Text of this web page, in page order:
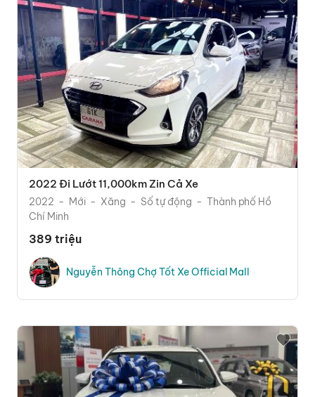
2022 Đi Lướt 11,000km Zin Cả Xe
2022 Mới Xăng Số tự động
Thành phố Hồ
Chí Minh
389 triệu
Nguyễn Thông Chợ Tốt Xe Official Mall